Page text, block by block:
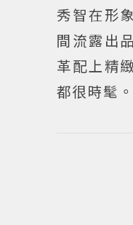
秀智在形
間流露出
革配上精
都很時髦。